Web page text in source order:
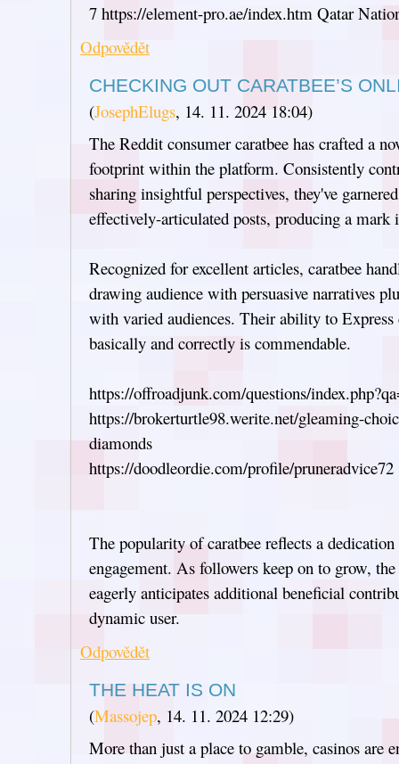
7 https://element-pro.ae/index.htm Qatar
Odpovědět
CHECKING OUT CARATBEE’S
(JosephElugs, 14. 11. 2024 18:04)
The Reddit consumer caratbee has crafted a
footprint within the platform. Consistently
sharing insightful perspectives, they've
effectively-articulated posts, producing a
Recognized for excellent articles, caratbee
drawing audience with persuasive narratives
with varied audiences. Their ability to Express
basically and correctly is commendable.
https://offroadjunk.com/questions/
https://brokerturtle98.werite.net/gleaming-
diamonds
https://doodleordie.com/profile/pruneradvice72
The popularity of caratbee reflects a
engagement. As followers keep on to grow,
eagerly anticipates additional beneficial
dynamic user.
Odpovědět
THE HEAT IS ON
(Massojep, 14. 11. 2024 12:29)
More than just a place to gamble, casinos are